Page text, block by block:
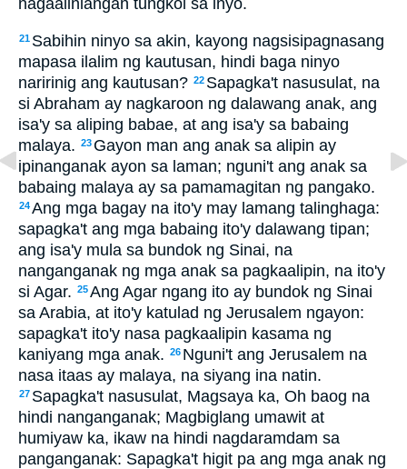
nagaalinlangan tungkol sa inyo.
21 Sabihin ninyo sa akin, kayong nagsisipagnasang
mapasa ilalim ng kautusan, hindi baga ninyo
naririnig ang kautusan? 22 Sapagka't nasusulat, na
si Abraham ay nagkaroon ng dalawang anak, ang
isa'y sa aliping babae, at ang isa'y sa babaing
malaya. 23 Gayon man ang anak sa alipin ay
ipinanganak ayon sa laman; nguni't ang anak sa
babaing malaya ay sa pamamagitan ng pangako.
24Ang mga bagay na ito'y may lamang talinghaga:
sapagka't ang mga babaing ito'y dalawang tipan;
ang isa'y mula sa bundok ng Sinai, na
nanganganak ng mga anak sa pagkaalipin, na ito'y
si Agar. 25Ang Agar ngang ito ay bundok ng Sinai
sa Arabia, at ito'y katulad ng Jerusalem ngayon:
sapagka't ito'y nasa pagkaalipin kasama ng
kaniyang mga anak. 26 Nguni't ang Jerusalem na
nasa itaas ay malaya, na siyang ina natin.
27 Sapagka't nasusulat, Magsaya ka, Oh baog na
hindi nanganganak; Magbiglang umawit at
humiyaw ka, ikaw na hindi nagdaramdam sa
panganganak: Sapagka't higit pa ang mga anak ng